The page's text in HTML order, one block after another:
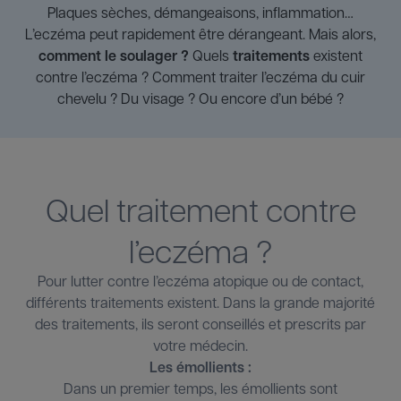
Plaques sèches, démangeaisons, inflammation…
L’eczéma peut rapidement être dérangeant. Mais alors,
comment le soulager ? Quels traitementsexistent
contre l’eczéma ? Comment traiter l’eczéma du cuir
chevelu ? Du visage ? Ou encore d’un bébé ?
Quel traitement contre
l’eczéma ?
Pour lutter contre l’eczéma atopique ou de contact,
différents traitements existent. Dans la grande majorité
des traitements, ils seront conseillés et prescrits par
votre médecin.
Les émollients :
Dans un premier temps, les émollients sont